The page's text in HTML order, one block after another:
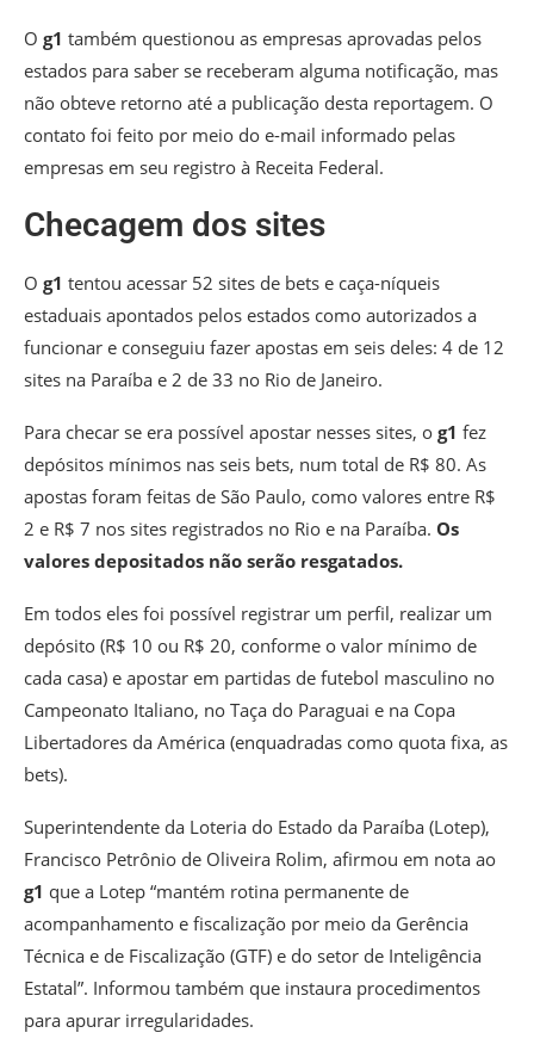
O g1 também questionou as empresas aprovadas pelos
estados para saber se receberam alguma notificação, mas
não obteve retorno até a publicação desta reportagem. O
contato foi feito por meio do e-mail informado pelas
empresas em seu registro à Receita Federal.
Checagem dos sites
O g1 tentou acessar 52 sites de bets e caça-níqueis
estaduais apontados pelos estados como autorizados a
funcionar e conseguiu fazer apostas em seis deles: 4 de 12
sites na Paraíba e 2 de 33 no Rio de Janeiro.
Para checar se era possível apostar nesses sites, o g1 fez
depósitos mínimos nas seis bets, num total de R$ 80. As
apostas foram feitas de São Paulo, como valores entre R$
2 e R$ 7 nos sites registrados no Rio e na Paraíba. Os
valores depositados não serão resgatados.
Em todos eles foi possível registrar um perfil, realizar um
depósito (R$ 10 ou R$ 20, conforme o valor mínimo de
cada casa) e apostar em partidas de futebol masculino no
Campeonato Italiano, no Taça do Paraguai e na Copa
Libertadores da América (enquadradas como quota fixa, as
bets).
Superintendente da Loteria do Estado da Paraíba (Lotep),
Francisco Petrônio de Oliveira Rolim, afirmou em nota ao
g1 que a Lotep “mantém rotina permanente de
acompanhamento e fiscalização por meio da Gerência
Técnica e de Fiscalização (GTF) e do setor de Inteligência
Estatal”. Informou também que instaura procedimentos
para apurar irregularidades.